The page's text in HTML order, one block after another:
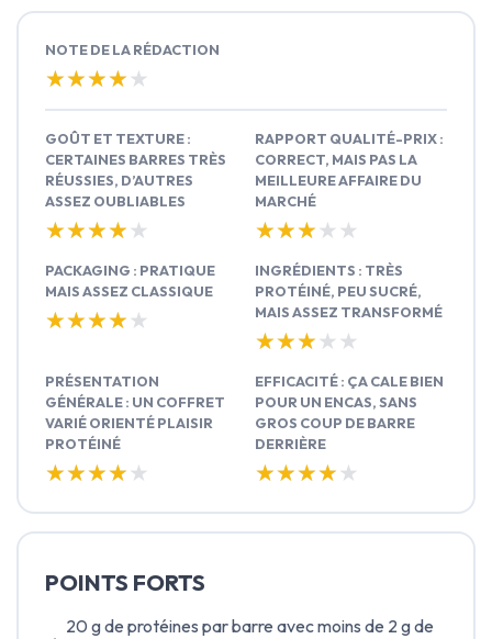
NOTE DE LA RÉDACTION
★★★★★
★★★★★
GOÛT ET TEXTURE :
CERTAINES BARRES TRÈS
RÉUSSIES, D’AUTRES
ASSEZ OUBLIABLES
★★★★★
★★★★★
RAPPORT QUALITÉ-PRIX :
CORRECT, MAIS PAS LA
MEILLEURE AFFAIRE DU
MARCHÉ
★★★★★
★★★★★
PACKAGING : PRATIQUE
MAIS ASSEZ CLASSIQUE
★★★★★
★★★★★
INGRÉDIENTS : TRÈS
PROTÉINÉ, PEU SUCRÉ,
MAIS ASSEZ TRANSFORMÉ
★★★★★
★★★★★
PRÉSENTATION
GÉNÉRALE : UN COFFRET
VARIÉ ORIENTÉ PLAISIR
PROTÉINÉ
★★★★★
★★★★★
EFFICACITÉ : ÇA CALE BIEN
POUR UN ENCAS, SANS
GROS COUP DE BARRE
DERRIÈRE
★★★★★
★★★★★
POINTS FORTS
20 g de protéines par barre avec moins de 2 g de